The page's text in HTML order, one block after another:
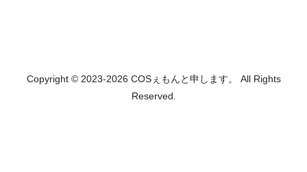
Copyright © 2023-2026 COSぇもんと申します。 All Rights
Reserved.